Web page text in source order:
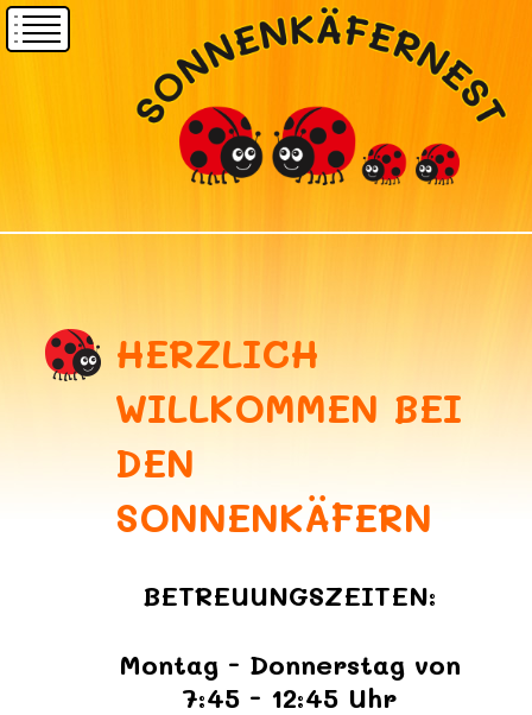
HERZLICH
WILLKOMMEN BEI
DEN
SONNENKÄFERN
BETREUUNGSZEITEN:
Montag - Donnerstag von
7:45 - 12:45 Uhr